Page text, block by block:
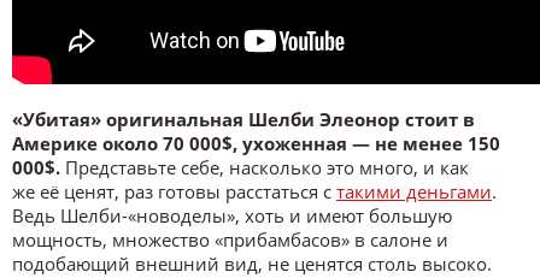
«Убитая» оригинальная Шелби Элеонор стоит в
Америке около 70 000$, ухоженная — не менее 150
000$. Представьте себе, насколько это много, и как
же её ценят, раз готовы расстаться с такими деньгами.
Ведь Шелби-«новоделы», хоть и имеют большую
мощность, множество «прибамбасов» в салоне и
подобающий внешний вид, не ценятся столь высоко.